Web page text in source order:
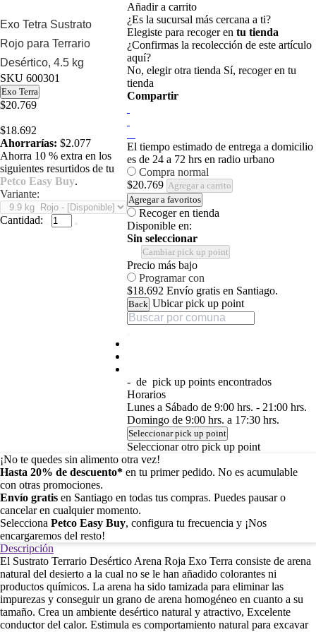
Exo Tetra Sustrato
Rojo para Terrario
Desértico, 4.5 kg
SKU 600301
Exo Terra
$20.769
$18.692
Ahorrarías: $2.077
Ahorra 10 % extra en los
siguientes resurtidos de tu
Petco Easy Buy.
Variante:
Cantidad:
Añadir a carrito
¿Es la sucursal más cercana a ti?
Elegiste para recoger en tu tienda
¿Confirmas la recolección de este artículo
aquí?
No, elegir otra tienda Sí, recoger en tu
tienda
Compartir
El tiempo estimado de entrega a domicilio
es de 24 a 72 hrs en radio urbano
Compra normal
$20.769 Agregar a carrito
Agregar a favoritos
Recoger en tienda
Disponible en:
Sin seleccionar
Cambiar pick up point
Precio más bajo
Programar con
$18.692 Envío gratis en Santiago.
Back Ubicar pick up point
- de pick up points encontrados
Horarios
Lunes a Sábado de 9:00 hrs. - 21:00 hrs.
Domingo de 9:00 hrs. a 17:30 hrs.
Seleccionar pick up point
Seleccionar otro pick up point
¡No te quedes sin alimento otra vez!
Hasta 20% de descuento* en tu primer pedido. No es acumulable
con otras promociones.
Envío gratis en Santiago en todas tus compras. Puedes pausar o
cancelar en cualquier momento.
Selecciona Petco Easy Buy, configura tu frecuencia y ¡Nos
encargaremos del resto!
Descripción
El Sustrato Terrario Desértico Arena Roja Exo Terra consiste de arena
natural del desierto a la cual no se le han añadido colorantes ni
productos químicos. La arena ha sido tamizada para eliminar las
impurezas y conseguir un grano de arena homogéneo en cuanto a su
tamaño. Crea un ambiente desértico natural y atractivo, Excelente
conductor del calor. Estimula es comportamiento natural para excavar